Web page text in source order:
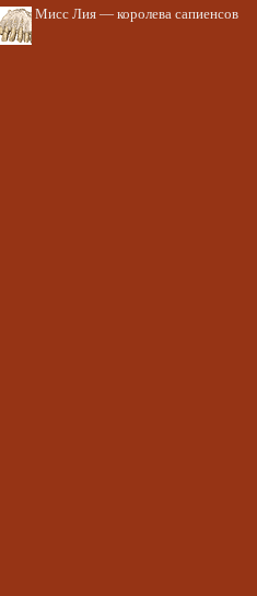
Мисс Лия — королева сапиенсов